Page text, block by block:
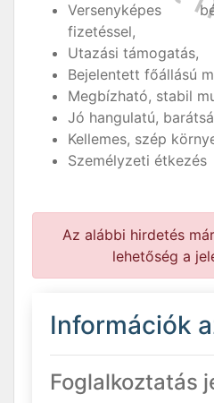
Versenyképes
fizetéssel,
Utazási támogatás,
Bejelentett főállású
Megbízható, stabil
Jó hangulatú,
Kellemes, szép
Személyzeti étkezés
Az alábbi hirdetés
lehetőség a
Információk
Foglalkoztatás